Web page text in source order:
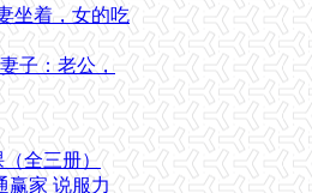
坐着，女的吃
子：老公，
全三册）
赢家 说服力